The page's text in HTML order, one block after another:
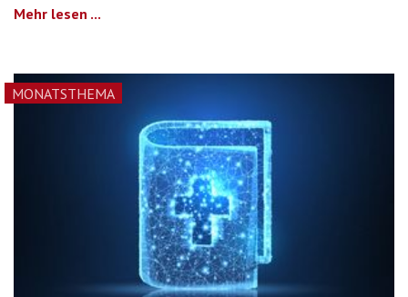
Mehr lesen ...
MONATSTHEMA